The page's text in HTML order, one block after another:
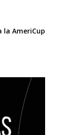
la AmeriCup